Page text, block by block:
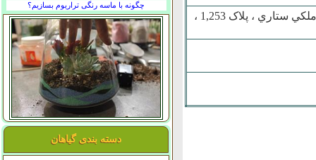
چگونه با ماسه رنگی تراریوم بسازیم؟
دسته بندی گیاهان
حسين آباد ، روستاي حسين آباد جاده اصلي ، روبروي بانک کشاورزي ، ملکي ستاري ، پلاک 1,253 ،